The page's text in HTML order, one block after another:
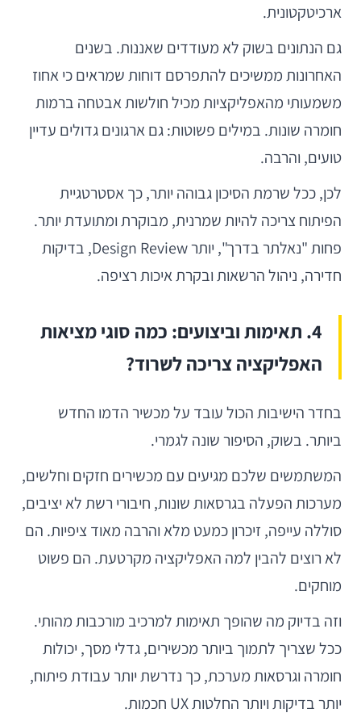
ארכיטקטונית.
גם הנתונים בשוק לא מעודדים שאננות. בשנים
האחרונות ממשיכים להתפרסם דוחות שמראים כי אחוז
משמעותי מהאפליקציות מכיל חולשות אבטחה ברמות
חומרה שונות. במילים פשוטות: גם ארגונים גדולים עדיין
טועים, והרבה.
לכן, ככל שרמת הסיכון גבוהה יותר, כך אסטרטגיית
הפיתוח צריכה להיות שמרנית, מבוקרת ומתועדת יותר.
פחות "נאלתר בדרך", יותר Design Review, בדיקות
חדירה, ניהול הרשאות ובקרת איכות רציפה.
4. תאימות וביצועים: כמה סוגי מציאות
האפליקציה צריכה לשרוד?
בחדר הישיבות הכול עובד על מכשיר הדמו החדש
ביותר. בשוק, הסיפור שונה לגמרי.
המשתמשים שלכם מגיעים עם מכשירים חזקים וחלשים,
מערכות הפעלה בגרסאות שונות, חיבורי רשת לא יציבים,
סוללה עייפה, זיכרון כמעט מלא והרבה מאוד ציפיות. הם
לא רוצים להבין למה האפליקציה מקרטעת. הם פשוט
מוחקים.
וזה בדיוק מה שהופך תאימות למרכיב מורכבות מהותי.
ככל שצריך לתמוך ביותר מכשירים, גדלי מסך, יכולות
חומרה וגרסאות מערכת, כך נדרשת יותר עבודת פיתוח,
יותר בדיקות ויותר החלטות UX חכמות.